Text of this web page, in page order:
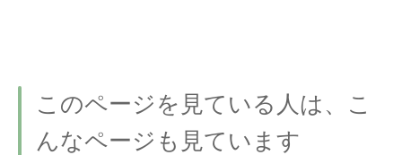
このページを見ている人は、こ
んなページも見ています